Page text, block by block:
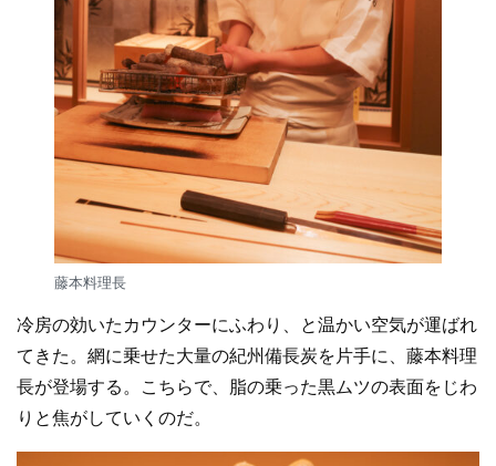
藤本料理長
冷房の効いたカウンターにふわり、と温かい空気が運ばれ
てきた。網に乗せた大量の紀州備長炭を片手に、藤本料理
長が登場する。こちらで、脂の乗った黒ムツの表面をじわ
りと焦がしていくのだ。